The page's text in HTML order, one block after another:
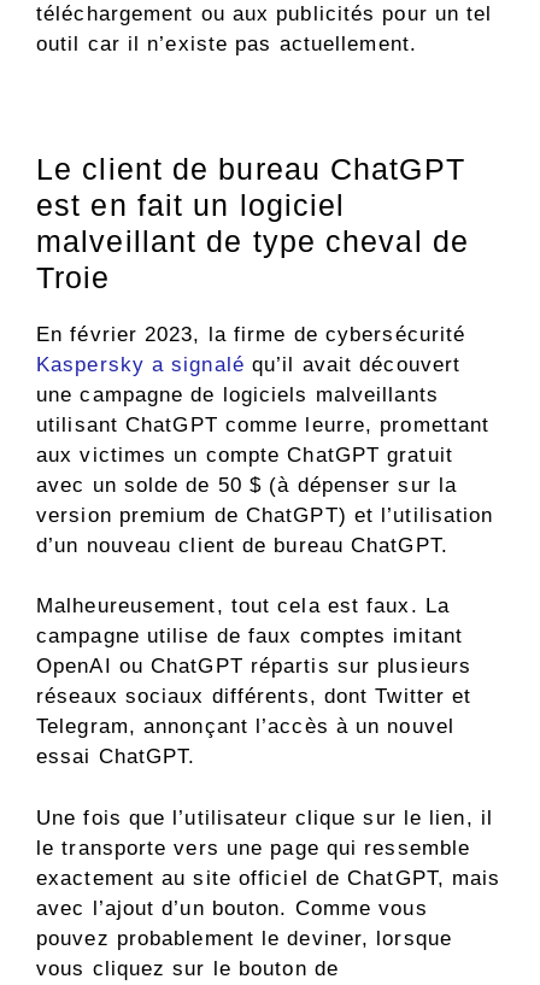
téléchargement ou aux publicités pour un tel
outil car il n’existe pas actuellement.
Le client de bureau ChatGPT
est en fait un logiciel
malveillant de type cheval de
Troie
En février 2023, la firme de cybersécurité
Kaspersky a signalé qu’il avait découvert
une campagne de logiciels malveillants
utilisant ChatGPT comme leurre, promettant
aux victimes un compte ChatGPT gratuit
avec un solde de 50 $ (à dépenser sur la
version premium de ChatGPT) et l’utilisation
d’un nouveau client de bureau ChatGPT.
Malheureusement, tout cela est faux. La
campagne utilise de faux comptes imitant
OpenAI ou ChatGPT répartis sur plusieurs
réseaux sociaux différents, dont Twitter et
Telegram, annonçant l’accès à un nouvel
essai ChatGPT.
Une fois que l’utilisateur clique sur le lien, il
le transporte vers une page qui ressemble
exactement au site officiel de ChatGPT, mais
avec l’ajout d’un bouton. Comme vous
pouvez probablement le deviner, lorsque
vous cliquez sur le bouton de